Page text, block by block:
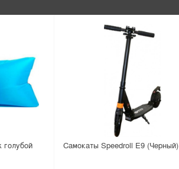
Самокаты Speedroll E9 (Черный)